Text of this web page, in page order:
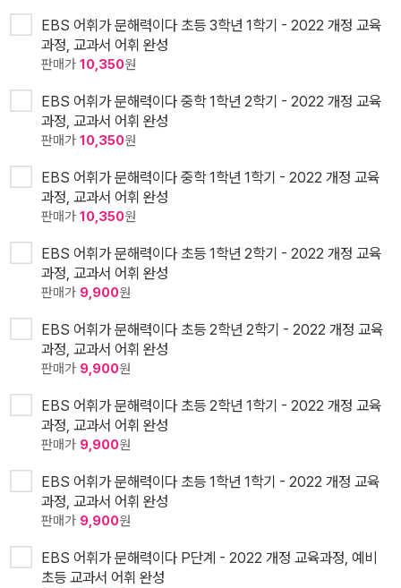
EBS 어휘가 문해력이다 초등 3학년 1학기 - 2022 개정 교육
과정, 교과서 어휘 완성
판매가 10,350원
EBS 어휘가 문해력이다 중학 1학년 2학기 - 2022 개정 교육
과정, 교과서 어휘 완성
판매가 10,350원
EBS 어휘가 문해력이다 중학 1학년 1학기 - 2022 개정 교육
과정, 교과서 어휘 완성
판매가 10,350원
EBS 어휘가 문해력이다 초등 1학년 2학기 - 2022 개정 교육
과정, 교과서 어휘 완성
판매가 9,900원
EBS 어휘가 문해력이다 초등 2학년 2학기 - 2022 개정 교육
과정, 교과서 어휘 완성
판매가 9,900원
EBS 어휘가 문해력이다 초등 2학년 1학기 - 2022 개정 교육
과정, 교과서 어휘 완성
판매가 9,900원
EBS 어휘가 문해력이다 초등 1학년 1학기 - 2022 개정 교육
과정, 교과서 어휘 완성
판매가 9,900원
EBS 어휘가 문해력이다 P단계 - 2022 개정 교육과정, 예비
초등 교과서 어휘 완성